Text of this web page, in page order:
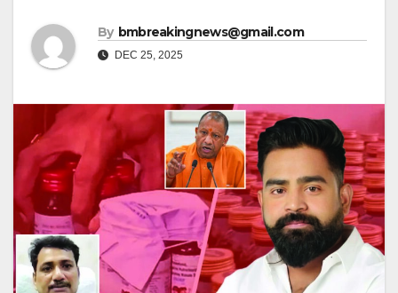
By bmbreakingnews@gmail.com
DEC 25, 2025